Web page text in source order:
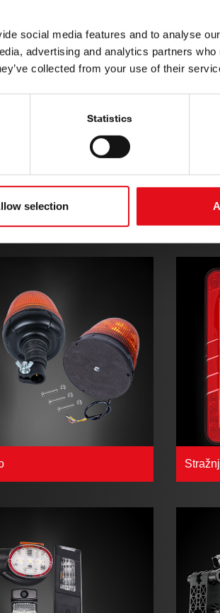
social media features and to analyse
advertising and analytics partners
collected from your use of their
Statistics
selection